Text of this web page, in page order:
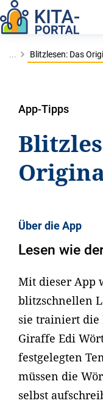
... Blitzlesen: Das
App-Tipps
Über die App
Lesen wie
Mit dieser App
blitzschnellen
sie trainiert die
Giraffe Edi
festgelegten
müssen die
selbst